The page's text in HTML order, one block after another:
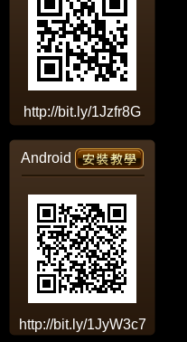
http://bit.ly/1Jzfr8G
Android
http://bit.ly/1JyW3c7